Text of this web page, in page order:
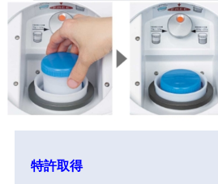
特許取得